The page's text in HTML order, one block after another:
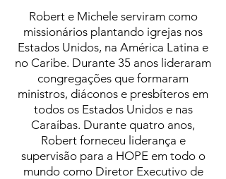
Robert e Michele serviram como
missionários plantando igrejas nos
Estados Unidos, na América Latina e
no Caribe. Durante 35 anos lideraram
congregações que formaram
ministros, diáconos e presbíteros em
todos os Estados Unidos e nas
Caraíbas. Durante quatro anos,
Robert forneceu liderança e
supervisão para a HOPE em todo o
mundo como Diretor Executivo de